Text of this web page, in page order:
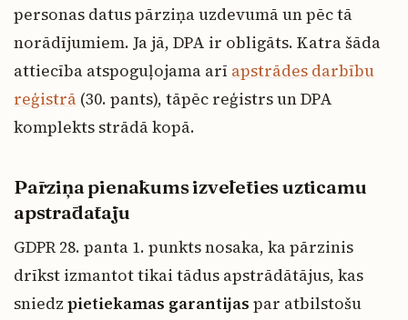
personas datus pārziņa uzdevumā un pēc tā
norādījumiem. Ja jā, DPA ir obligāts. Katra šāda
attiecība atspoguļojama arī apstrādes darbību
reģistrā (30. pants), tāpēc reģistrs un DPA
komplekts strādā kopā.
Pārziņa pienākums izvēlēties uzticamu
apstrādātāju
GDPR 28. panta 1. punkts nosaka, ka pārzinis
drīkst izmantot tikai tādus apstrādātājus, kas
sniedz pietiekamas garantijas par atbilstošu